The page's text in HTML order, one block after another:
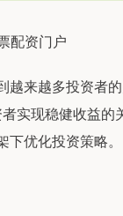
配资门户
来越多投资者
实现稳健收益
优化投资策略。